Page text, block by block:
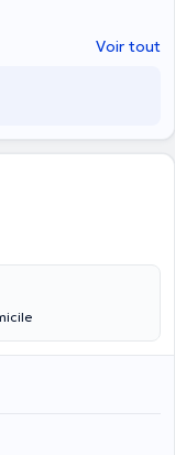
Voir tout